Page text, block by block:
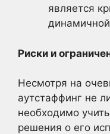
является
Риски и
Несмотря на
аутстаффинг не
необходимо
решения о его